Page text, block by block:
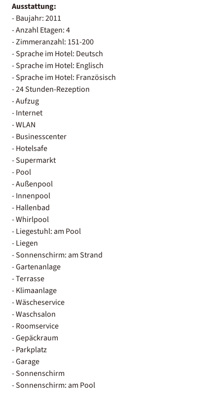
Ausstattung:
- Baujahr: 2011
- Anzahl Etagen: 4
- Zimmeranzahl: 151-200
- Sprache im Hotel: Deutsch
- Sprache im Hotel: Englisch
- Sprache im Hotel: Französisch
- 24 Stunden-Rezeption
- Aufzug
- Internet
- WLAN
- Businesscenter
- Hotelsafe
- Supermarkt
- Pool
- Außenpool
- Innenpool
- Hallenbad
- Whirlpool
- Liegestuhl: am Pool
- Liegen
- Sonnenschirm: am Strand
- Gartenanlage
- Terrasse
- Klimaanlage
- Wäscheservice
- Waschsalon
- Roomservice
- Gepäckraum
- Parkplatz
- Garage
- Sonnenschirm
- Sonnenschirm: am Pool